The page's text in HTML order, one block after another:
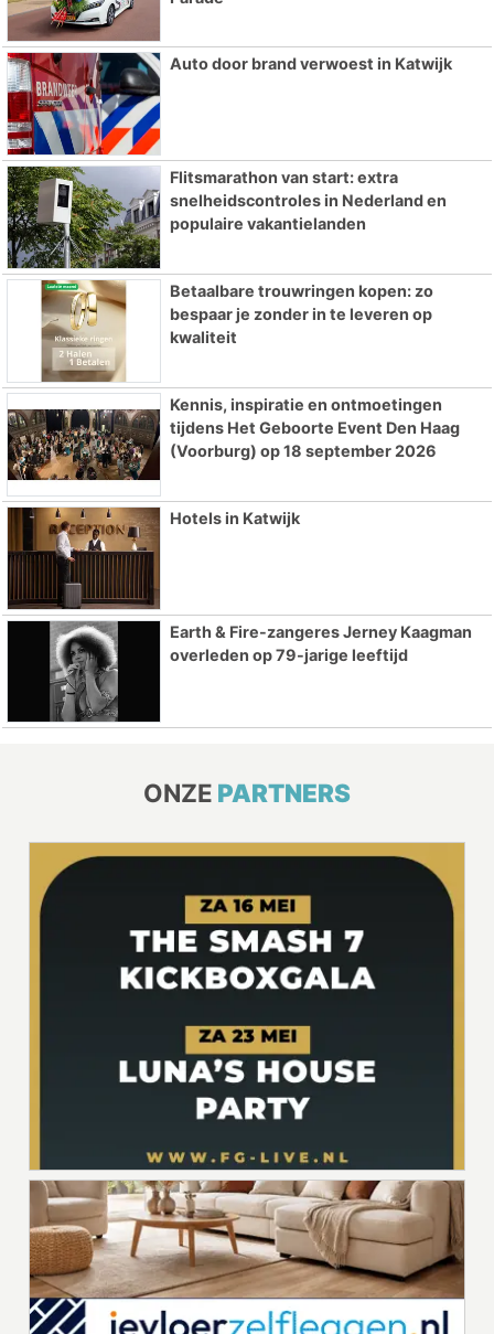
Auto door brand verwoest in Katwijk
Flitsmarathon van start: extra
snelheidscontroles in Nederland en
populaire vakantielanden
Betaalbare trouwringen kopen: zo
bespaar je zonder in te leveren op
kwaliteit
Kennis, inspiratie en ontmoetingen
tijdens Het Geboorte Event Den Haag
(Voorburg) op 18 september 2026
Hotels in Katwijk
Earth & Fire-zangeres Jerney Kaagman
overleden op 79-jarige leeftijd
ONZE PARTNERS